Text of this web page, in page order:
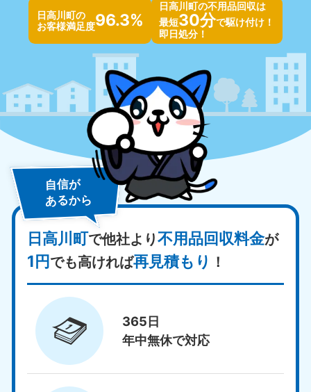
日高川町の
お客様満足度96.3%
日高川町の不用品回収は
最短30分で駆け付け！
即日処分！
自信が
あるから
日高川町で他社より不用品回収料金が
1円でも高ければ再見積もり ！
365日
年中無休で対応